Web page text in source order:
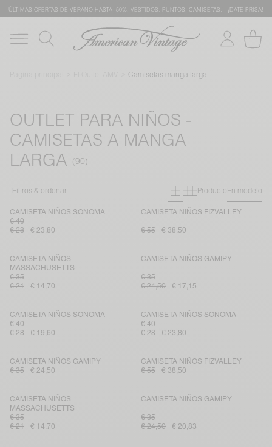
ÚLTIMAS OFERTAS DE VERANO HASTA -50%: VESTIDOS, PUNTOS, CAMISETAS… ¡DATE PRISA!
Camisetas manga larga
OUTLET PARA NIÑOS -
CAMISETAS A MANGA
LARGA
Filtros & ordenar Primary grid
Secondary
ProductoEn modelo
CAMISETA NIÑOS SONOMA
€ 40
€ 28
€ 23,80
CAMISETA NIÑOS FIZVALLEY
€ 55 € 38,50
CAMISETA NIÑOS
MASSACHUSETTS
€ 35
€ 21
€ 14,70
CAMISETA NIÑOS GAMIPY
€ 35
€ 24,50
€ 17,15
CAMISETA NIÑOS SONOMA
€ 40
€ 28
€ 19,60
CAMISETA NIÑOS SONOMA
€ 40
€ 28
€ 23,80
CAMISETA NIÑOS GAMIPY
€ 35
€ 24,50
CAMISETA NIÑOS FIZVALLEY
€ 55
€ 38,50
CAMISETA NIÑOS
MASSACHUSETTS
€ 35
€ 21
€ 14,70
CAMISETA NIÑOS GAMIPY
€ 35
€ 24,50
€ 20,83